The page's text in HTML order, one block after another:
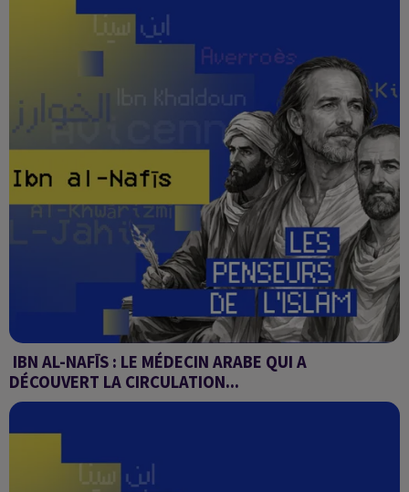
IBN AL-NAFĪS : LE MÉDECIN ARABE QUI A
DÉCOUVERT LA CIRCULATION...
Les penseurs de l'Islam